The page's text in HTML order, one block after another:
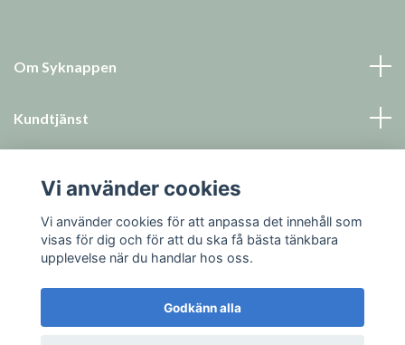
Om Syknappen
Kundtjänst
Sociala medier
Vi använder cookies
Vi använder cookies för att anpassa det innehåll som
visas för dig och för att du ska få bästa tänkbara
upplevelse när du handlar hos oss.
Godkänn alla